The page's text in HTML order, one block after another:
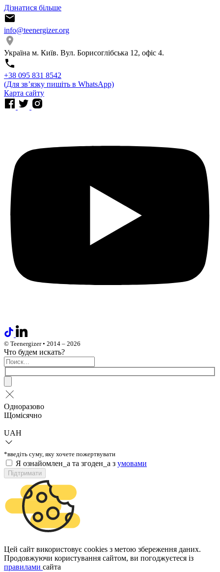
Дізнатися більше
info@teenergizer.org
Україна м. Київ. Вул. Борисоглібська 12, офіс 4.
⁨+38 095 831 8542⁩
(Для звʼязку пишіть в WhatsApp)
Карта сайту
© Teenergizer • 2014 – 2026
Что будем искать?
Одноразово
Щомісячно
UAH
*введіть суму, яку хочете пожертвувати
Я ознайомлен_а та згоден_а з умовами
Підтримати
Цей сайт використовує cookies з метою збереження даних.
Продовжуючи користування сайтом, ви погоджуєтеся із
правилами сайта